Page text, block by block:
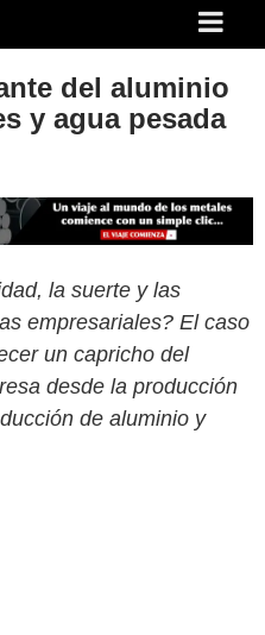
del aluminio
y agua pesada
la suerte y las
empresariales? El caso
un capricho del
desde la producción
de aluminio y